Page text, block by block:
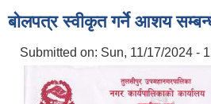
बोलपत्र स्वीकृत गर्ने आशय
Submitted on: Sun, 11/17/2024 -